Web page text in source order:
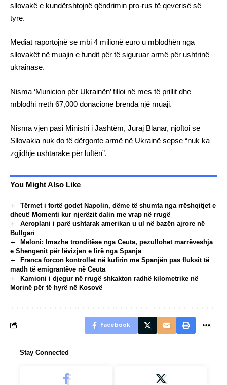
sllovakë e kundërshtojnë qëndrimin pro-rus të qeverisë së
tyre.
Mediat raportojnë se mbi 4 milionë euro u mblodhën nga
sllovakët në muajin e fundit për të siguruar armë për ushtrinë
ukrainase.
Nisma ‘Municion për Ukrainën’ filloi në mes të prillit dhe
mblodhi rreth 67,000 donacione brenda një muaji.
Nisma vjen pasi Ministri i Jashtëm, Juraj Blanar, njoftoi se
Sllovakia nuk do të dërgonte armë në Ukrainë sepse “nuk ka
zgjidhje ushtarake për luftën”.
You Might Also Like
Tërmet i fortë godet Napolin, dëme të shumta nga rrëshqitjet e
dheut! Momenti kur njerëzit dalin me vrap në rrugë
Aeroplani i parë ushtarak amerikan u ul në bazën ajrore në
Bullgari
Meloni: Imazhe tronditëse nga Ceuta, pezullohet marrëveshja
e Shengenit për lëvizjen e lirë nga Spanja
Franca forcon kontrollet në kufirin me Spanjën pas fluksit të
madh të emigrantëve në Ceuta
Kamioni i djegur në rrugë shkakton radhë kilometrike në
Morinë për të hyrë në Kosovë
Facebook
Stay Connected